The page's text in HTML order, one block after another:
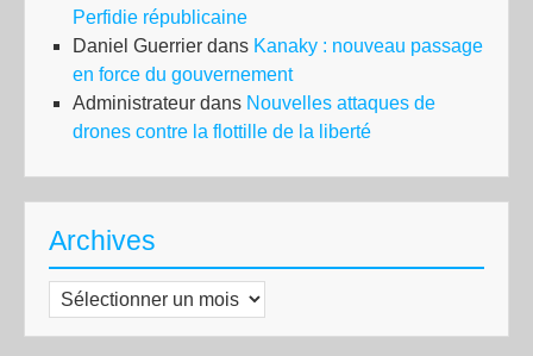
Perfidie républicaine
Daniel Guerrier dans Kanaky : nouveau passage
en force du gouvernement
Administrateur dans Nouvelles attaques de
drones contre la flottille de la liberté
Archives
Archives